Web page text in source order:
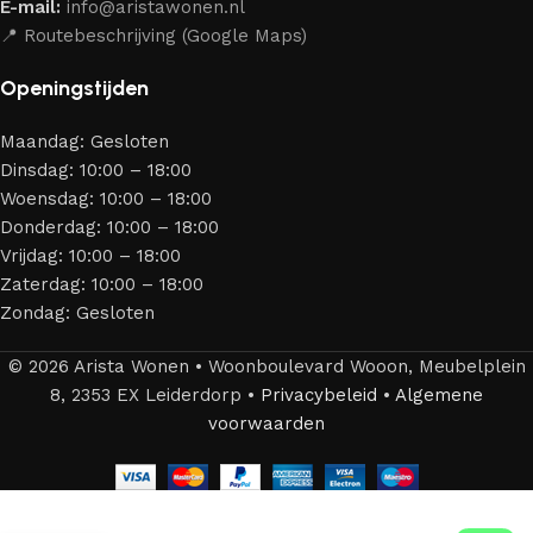
jarenlang kunt genieten van jouw interieur.
E-mail: info@aristawonen.nl
📍 Routebeschrijving (Google Maps)
Openingstijden
Maandag: Gesloten
Dinsdag: 10:00 – 18:00
Woensdag: 10:00 – 18:00
Donderdag: 10:00 – 18:00
Vrijdag: 10:00 – 18:00
Zaterdag: 10:00 – 18:00
Zondag: Gesloten
© 2026 Arista Wonen • Woonboulevard Wooon, Meubelplein
8, 2353 EX Leiderdorp • Privacybeleid • Algemene
voorwaarden